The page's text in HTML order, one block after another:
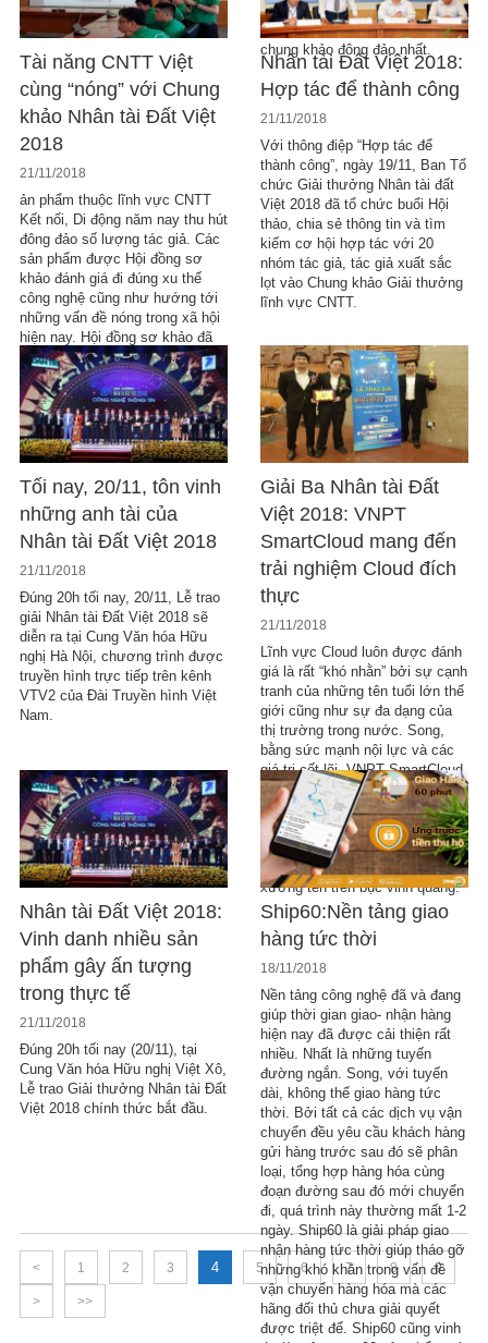
mô hình kinh doanh. Đây là lĩnh
vực có số lượng sản phẩm lọt
chung khảo đông đảo nhất.
Tài năng CNTT Việt
cùng “nóng” với Chung
khảo Nhân tài Đất Việt
2018
21/11/2018
ản phẩm thuộc lĩnh vực CNTT
Kết nối, Di động năm nay thu hút
đông đảo số lượng tác giả. Các
sản phẩm được Hội đồng sơ
khảo đánh giá đi đúng xu thế
công nghệ cũng như hướng tới
những vấn đề nóng trong xã hội
hiện nay. Hội đồng sơ khảo đã
phải cân nhắc, lựa chọn rất kỹ
lưỡng những đại diện đi tiếp vào
vòng trong. Do vậy, sức nóng
của vòng bảo vệ chung khảo
cũng không hề giảm…
Nhân tài Đất Việt 2018:
Hợp tác để thành công
21/11/2018
Với thông điệp “Hợp tác để
thành công”, ngày 19/11, Ban Tổ
chức Giải thưởng Nhân tài đất
Việt 2018 đã tổ chức buổi Hội
thảo, chia sẻ thông tin và tìm
kiếm cơ hội hợp tác với 20
nhóm tác giả, tác giả xuất sắc
lọt vào Chung khảo Giải thưởng
lĩnh vực CNTT.
Tối nay, 20/11, tôn vinh
những anh tài của
Nhân tài Đất Việt 2018
21/11/2018
Đúng 20h tối nay, 20/11, Lễ trao
giải Nhân tài Đất Việt 2018 sẽ
diễn ra tại Cung Văn hóa Hữu
nghị Hà Nội, chương trình được
truyền hình trực tiếp trên kênh
VTV2 của Đài Truyền hình Việt
Nam.
Giải Ba Nhân tài Đất
Việt 2018: VNPT
SmartCloud mang đến
trải nghiệm Cloud đích
thực
21/11/2018
Lĩnh vực Cloud luôn được đánh
giá là rất “khó nhằn” bởi sự cạnh
tranh của những tên tuổi lớn thế
giới cũng như sự đa dạng của
thị trường trong nước. Song,
bằng sức mạnh nội lực và các
giá trị cốt lõi, VNPT SmartCloud
đã khẳng định được công nghệ
và bản sắc dịch vụ của chính
mình. Tại Lễ trao giải của Giải
thưởng Nhân tài Đất Việt 2018,
VNPT SmartCloud đã được
xướng tên trên bục vinh quang.
Nhân tài Đất Việt 2018:
Vinh danh nhiều sản
phẩm gây ấn tượng
trong thực tế
21/11/2018
Đúng 20h tối nay (20/11), tại
Cung Văn hóa Hữu nghị Việt Xô,
Lễ trao Giải thưởng Nhân tài Đất
Việt 2018 chính thức bắt đầu.
Ship60:Nền tảng giao
hàng tức thời
18/11/2018
Nền tảng công nghệ đã và đang
giúp thời gian giao- nhận hàng
hiện nay đã được cải thiện rất
nhiều. Nhất là những tuyến
đường ngắn. Song, với tuyến
dài, không thể giao hàng tức
thời. Bởi tất cả các dịch vụ vận
chuyển đều yêu cầu khách hàng
gửi hàng trước sau đó sẽ phân
loại, tổng hợp hàng hóa cùng
đoạn đường sau đó mới chuyển
đi, quá trình này thường mất 1-2
ngày. Ship60 là giải pháp giao
nhận hàng tức thời giúp tháo gỡ
những khó khăn trong vấn đề
vận chuyển hàng hóa mà các
hãng đối thủ chưa giải quyết
được triệt để. Ship60 cũng vinh
< 1 2 3 4 5 6 7 8 9
> >>